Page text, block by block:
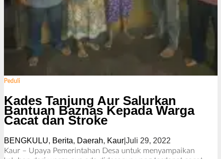
Peduli
Kades Tanjung Aur Salurkan
Bantuan Baznas Kepada Warga
Cacat dan Stroke
BENGKULU, Berita, Daerah, Kaur| Juli 29, 2022
l
Kaur – Upaya Pemerintahan Desa untuk menyampaikan